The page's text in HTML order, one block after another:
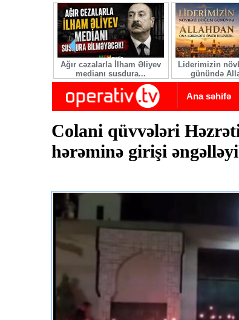
Skip to main content
Ağır cəzalarla İlham Əliyev
medianı susdura...
Liderimizin
günündə
Ana səhifə
Colani qüvvələri
hərəminə girişi